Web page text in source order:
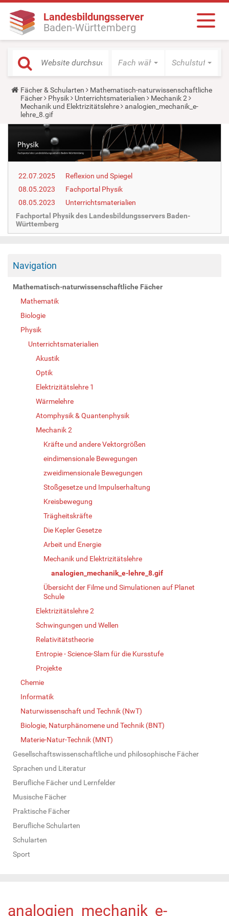
Landesbildungsserver
Baden-Württemberg
Fach wählen Schulstufe
Y
o
u
a
r
e
r
e
Fächer & Schularten
Mathematisch-naturwissenschaftliche
Fächer
Physik Unterrichtsmaterialien
Mechanik 2
Mechanik und Elektrizitätslehre
analogien_mechanik_e-
lehre_8.gif
22.07.2025
Reflexion und Spiegel
08.05.2023
Fachportal Physik
08.05.2023
Unterrichtsmaterialien
Fachportal Physik des Landesbildungsservers Baden-
Württemberg
Navigation
Mathematisch-naturwissenschaftliche Fächer
Mathematik
Biologie
Physik
Unterrichtsmaterialien
Akustik
Optik
Elektrizitätslehre 1
Wärmelehre
Atomphysik & Quantenphysik
Mechanik 2
Kräfte und andere Vektorgrößen
eindimensionale Bewegungen
zweidimensionale Bewegungen
Stoßgesetze und Impulserhaltung
Kreisbewegung
Trägheitskräfte
Die Kepler Gesetze
Arbeit und Energie
Mechanik und Elektrizitätslehre
analogien_mechanik_e-lehre_8.gif
Übersicht der Filme und Simulationen auf Planet
Schule
Elektrizitätslehre 2
Schwingungen und Wellen
Relativitätstheorie
Entropie - Science-Slam für die Kursstufe
Projekte
Chemie
Informatik
Naturwissenschaft und Technik (NwT)
Biologie, Naturphänomene und Technik (BNT)
Materie-Natur-Technik (MNT)
Gesellschaftswissenschaftliche und philosophische Fächer
Sprachen und Literatur
Berufliche Fächer und Lernfelder
Musische Fächer
Praktische Fächer
Berufliche Schularten
Schularten
Sport
analogien_mechanik_e-